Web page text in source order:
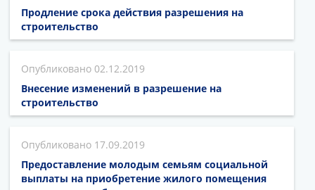
Продление срока действия разрешения на
строительство
02.12.2019
Внесение изменений в разрешение на
строительство
17.09.2019
Предоставление молодым семьям социальной
выплаты на приобретение жилого помещения